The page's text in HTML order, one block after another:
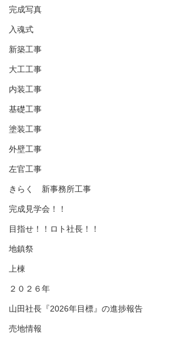
完成写真
入魂式
新築工事
大工工事
内装工事
基礎工事
塗装工事
外壁工事
左官工事
きらく 新事務所工事
完成見学会！！
目指せ！！ロト社長！！
地鎮祭
上棟
２０２６年
山田社長『2026年目標』の進捗報告
売地情報